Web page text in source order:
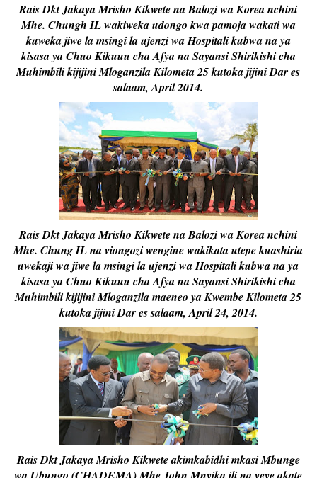
Rais Dkt Jakaya Mrisho Kikwete na Balozi wa Korea nchini
Mhe. Chungh IL wakiweka udongo kwa pamoja wakati wa
kuweka jiwe la msingi la ujenzi wa Hospitali kubwa na ya
kisasa ya Chuo Kikuuu cha Afya na Sayansi Shirikishi cha
Muhimbili kijijini Mloganzila Kilometa 25 kutoka jijini Dar es
salaam, April 2014.
Rais Dkt Jakaya Mrisho Kikwete na Balozi wa Korea nchini
Mhe. Chung IL na viongozi wengine wakikata utepe kuashiria
uwekaji wa jiwe la msingi la ujenzi wa Hospitali kubwa na ya
kisasa ya Chuo Kikuuu cha Afya na Sayansi Shirikishi cha
Muhimbili kijijini Mloganzila maeneo ya Kwembe Kilometa 25
kutoka jijini Dar es salaam, April 24, 2014.
Rais Dkt Jakaya Mrisho Kikwete akimkabidhi mkasi Mbunge